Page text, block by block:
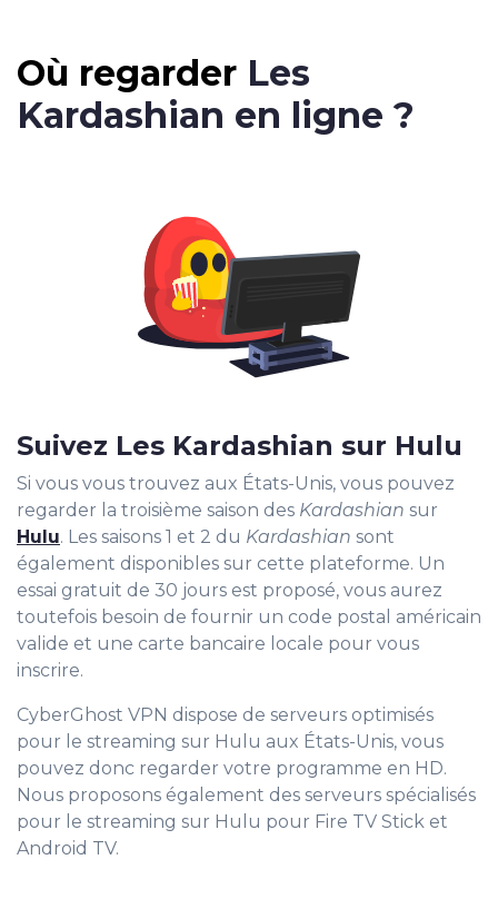
Où regarder Les
Kardashian en ligne ?
Suivez Les Kardashian sur Hulu
Si vous vous trouvez aux États-Unis, vous pouvez
regarder la troisième saison des Kardashian sur
Hulu. Les saisons 1 et 2 du Kardashian sont
également disponibles sur cette plateforme. Un
essai gratuit de 30 jours est proposé, vous aurez
toutefois besoin de fournir un code postal américain
valide et une carte bancaire locale pour vous
inscrire.
CyberGhost VPN dispose de serveurs optimisés
pour le streaming sur Hulu aux États-Unis, vous
pouvez donc regarder votre programme en HD.
Nous proposons également des serveurs spécialisés
pour le streaming sur Hulu pour Fire TV Stick et
Android TV.